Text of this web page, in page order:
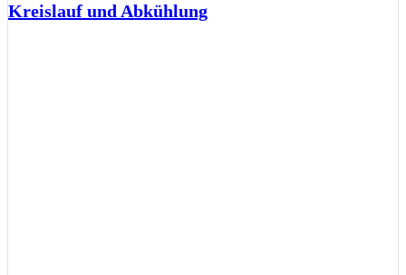
Kreislauf und Abkühlung